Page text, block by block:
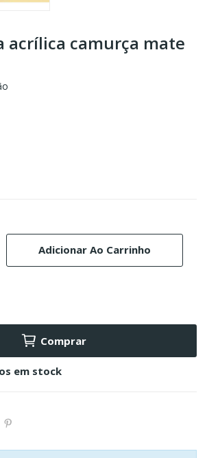
acrílica camurça mate
Adicionar Ao Carrinho
Comprar
em stock